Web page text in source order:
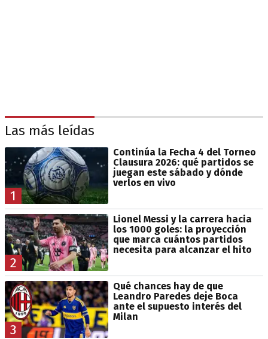
Las más leídas
1
Continúa la Fecha 4 del Torneo
Clausura 2026: qué partidos se
juegan este sábado y dónde
verlos en vivo
2
Lionel Messi y la carrera hacia
los 1000 goles: la proyección
que marca cuántos partidos
necesita para alcanzar el hito
3
Qué chances hay de que
Leandro Paredes deje Boca
ante el supuesto interés del
Milan